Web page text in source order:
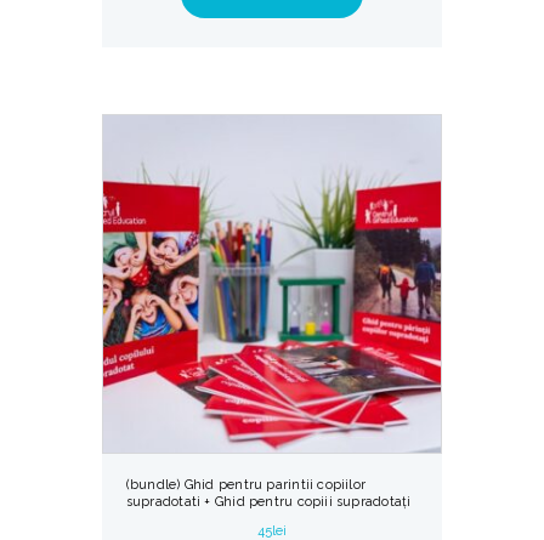
(bundle) Ghid pentru parintii copiilor
supradotati + Ghid pentru copiii supradotați
45lei